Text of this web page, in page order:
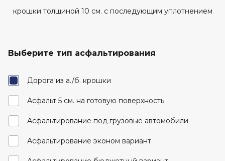
крошки толщиной 10 см. с последующим уплотнением
Выберите тип асфальтирования
Дорога из а./б. крошки
Асфальт 5 см. на готовую поверхность
Асфальтирование под грузовые автомобили
Асфальтирование эконом вариант